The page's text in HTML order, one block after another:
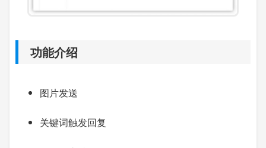
功能介绍
图片发送
关键词触发回复